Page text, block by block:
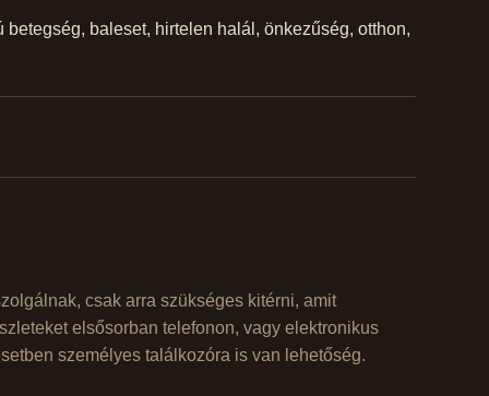
baleset, hirtelen halál, önkezűség, otthon,
csak arra szükséges kitérni, amit
elsősorban telefonon, vagy elektronikus
személyes találkozóra is van lehetőség.